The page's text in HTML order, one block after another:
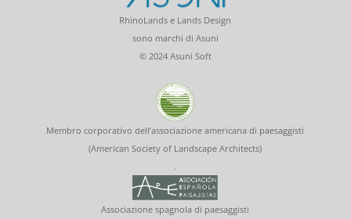
RhinoLands e Lands Design
sono marchi di Asuni
© 2024 Asuni Soft
Membro corporativo dell’associazione americana di paesaggisti
(American Society of Landscape Architects)
.
Associazione spagnola di paesaggisti